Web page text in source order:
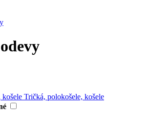
Tričká, polokošele, košele